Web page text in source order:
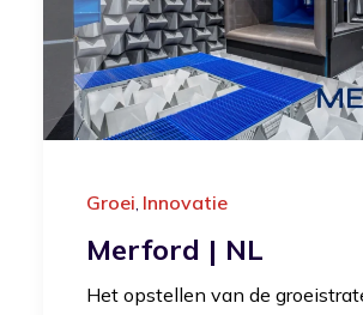
Groei, Innovatie
Merford | NL
Het opstellen van de